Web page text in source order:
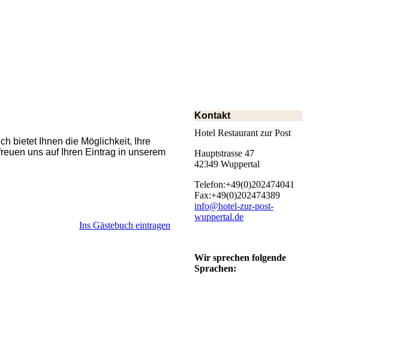
bietet Ihnen die Möglichkeit, Ihre
uns auf Ihren Eintrag in unserem
Ins Gästebuch eintragen
Kontakt
Hotel Restaurant zur Post
Hauptstrasse 47
42349 Wuppertal
Telefon:+49(0)202474041
Fax:+49(0)202474389
info@hotel-zur-post-
wuppertal.de
Wir sprechen folgende
Sprachen: